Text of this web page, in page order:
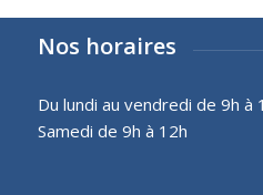
Nos horaires
Du lundi au vendredi de 9h à
Samedi de 9h à 12h